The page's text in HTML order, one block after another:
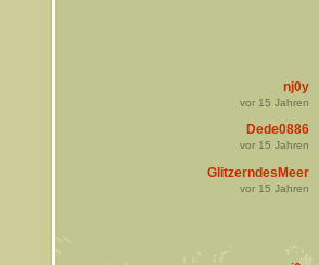
nj0y
vor 15 Jahren
Dede0886
vor 15 Jahren
GlitzerndesMeer
vor 15 Jahren